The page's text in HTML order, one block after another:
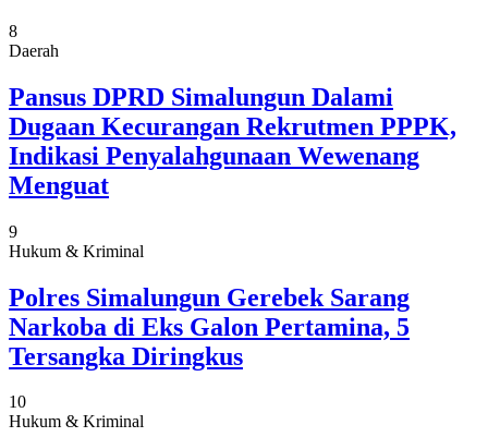
8
Daerah
Pansus DPRD Simalungun Dalami
Dugaan Kecurangan Rekrutmen PPPK,
Indikasi Penyalahgunaan Wewenang
Menguat
9
Hukum & Kriminal
Polres Simalungun Gerebek Sarang
Narkoba di Eks Galon Pertamina, 5
Tersangka Diringkus
10
Hukum & Kriminal